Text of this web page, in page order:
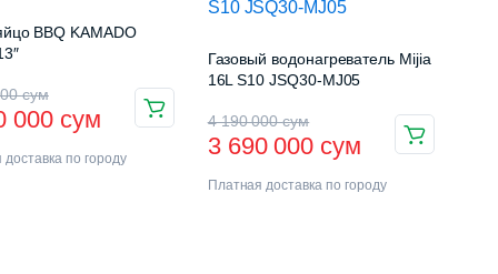
BBQ KAMADO
сум
000 сум
по городу
Газовый водонагреватель Mijia
16L S10 JSQ30-MJ05
4 190 000сум
3 690 000 сум
Платная доставка по городу